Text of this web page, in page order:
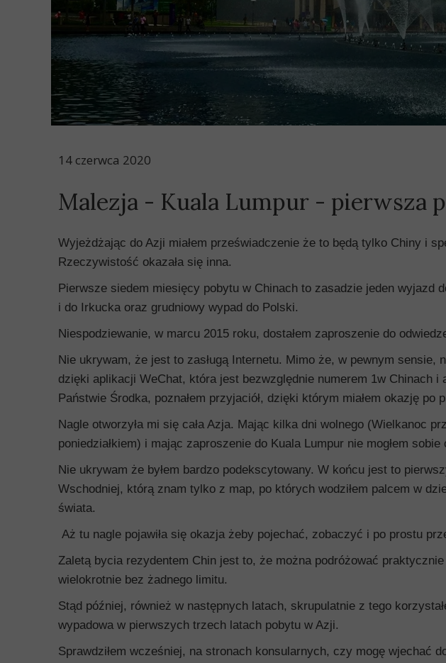
14 czerwca 2020
Malezja - Kuala Lumpur - pierwsza
Wyjeżdżając do Azji miałem przeświadczenie że to będą tylko Chiny i
Rzeczywistość okazała się inna.
Pierwsze siedem miesięcy pobytu w Chinach to zasadzie jeden wyjazd
i do Irkucka oraz grudniowy wypad do Polski.
Niespodziewanie, w marcu 2015 roku, dostałem zaproszenie do
Nie ukrywam, że jest to zasługą Internetu. Mimo że, w pewnym sensie,
dzięki aplikacji WeChat, która jest bezwzględnie numerem 1w Chinach
Państwie Środka, poznałem przyjaciół, dzięki którym miałem okazję po
Nagle otworzyła mi się cała Azja. Mając kilka dni wolnego (Wielkanoc
poniedziałkiem) i mając zaproszenie do Kuala Lumpur nie mogłem sobie
Nie ukrywam że byłem bardzo podekscytowany. W końcu jest to
Wschodniej, którą znam tylko z map, po których wodziłem palcem w
świata.
Aż tu nagle pojawiła się okazja żeby pojechać, zobaczyć i po prostu
Zaletą bycia rezydentem Chin jest to, że można podróżować
wielokrotnie bez żadnego limitu.
Stąd później, również w następnych latach, skrupulatnie z tego
wypadowa w pierwszych trzech latach pobytu w Azji.
Sprawdziłem wcześniej, na stronach konsularnych, czy mogę wjechać